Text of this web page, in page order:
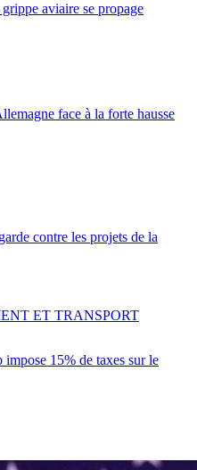
aviaire se propage
face à la forte hausse
contre les projets de la
impose 15% de taxes sur le
ET TRANSPORT